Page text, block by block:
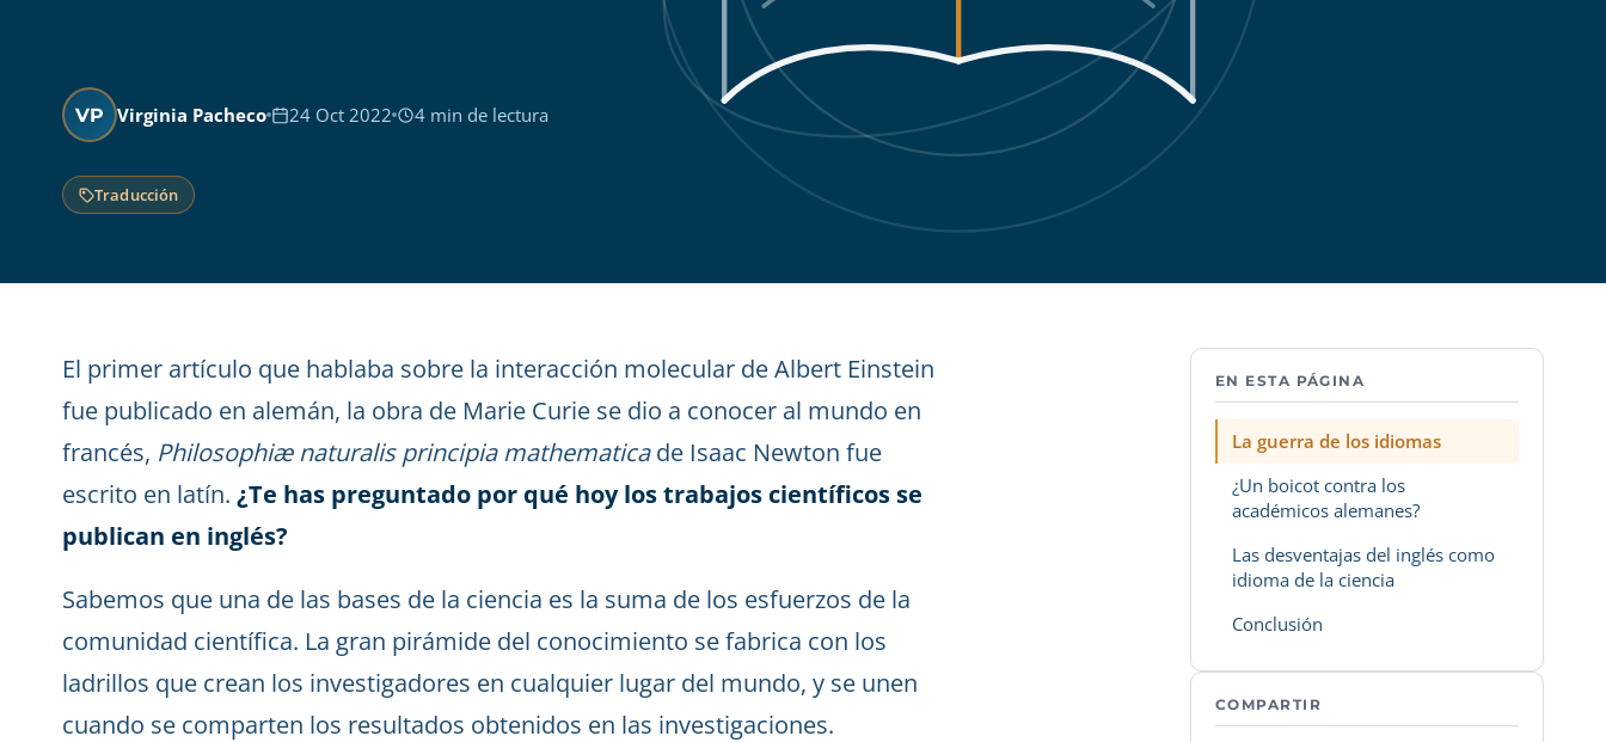
VP Virginia Pacheco 24 Oct 2022 4 min de lectura
Traducción
El primer artículo que hablaba sobre la interacción molecular de Albert Einstein
fue publicado en alemán, la obra de Marie Curie se dio a conocer al mundo en
francés, Philosophiæ naturalis principia mathematicade Isaac Newton fue
escrito en latín. ¿Te has preguntado por qué hoy los trabajos científicos se
publican en inglés?
Sabemos que una de las bases de la ciencia es la suma de los esfuerzos de la
comunidad científica. La gran pirámide del conocimiento se fabrica con los
ladrillos que crean los investigadores en cualquier lugar del mundo, y se unen
cuando se comparten los resultados obtenidos en las investigaciones.
EN ESTA PÁGINA
La guerra de los idiomas
¿Un boicot contra los
académicos alemanes?
Las desventajas del inglés como
idioma de la ciencia
Conclusión
COMPARTIR